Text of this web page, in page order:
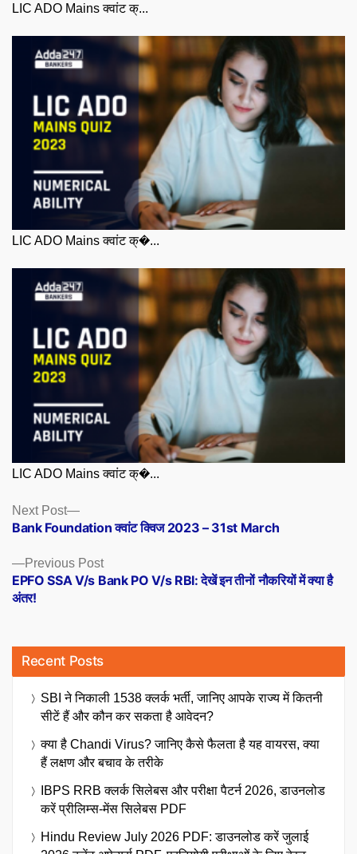
LIC ADO Mains क्वांट क्...
LIC ADO Mains क्वांट क्�...
LIC ADO Mains क्वांट क्�...
Posts
navigation
Previous PostPrevious
post:
EPFO SSA V/s Bank PO V/s RBI: देखें इन तीनों नौकरियों में क्या है
अंतर!
Next Post
Next
post:
Bank Foundation क्वांट क्विज 2023 – 31st March
Recent Posts
SBI ने निकाली 1538 क्लर्क भर्ती, जानिए आपके राज्य में कितनी
सीटें हैं और कौन कर सकता है आवेदन?
क्या है Chandi Virus? जानिए कैसे फैलता है यह वायरस, क्या
हैं लक्षण और बचाव के तरीके
IBPS RRB क्लर्क सिलेबस और परीक्षा पैटर्न 2026, डाउनलोड
करें प्रीलिम्स-मेंस सिलेबस PDF
Hindu Review July 2026 PDF: डाउनलोड करें जुलाई